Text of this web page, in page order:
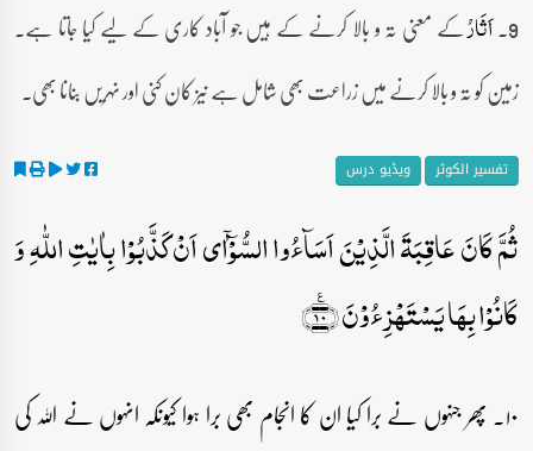
9۔ اَثَارُکے معنی تہ و بالا کرنے کے ہیں جو آباد کاری کے لیے کیا جاتا ہے۔
زمین کو تہ و بالا کرنے میں زراعت بھی شامل ہے نیز کان کنی اور نہریں بنانا بھی۔
تفسیر الکوثر ویڈیو درس
ثُمَّ کَانَ عَاقِبَۃَ الَّذِیۡنَ اَسَآءُوا السُّوۡٓاٰۤی اَنۡ کَذَّبُوۡا بِاٰیٰتِ اللّٰہِ وَ
کَانُوۡا بِہَا یَسۡتَہۡزِءُوۡنَ ﴿٪۱۰﴾
۱۰۔ پھر جنہوں نے برا کیا ان کا انجام بھی برا ہوا کیونکہ انہوں نے اللہ کی